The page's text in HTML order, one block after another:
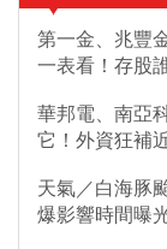
第一金、兆豐
一表看！存股
華邦電、南亞
它！外資狂補
天氣／白海豚
爆影響時間曝